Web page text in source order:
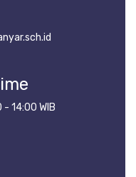
14:00 WIB